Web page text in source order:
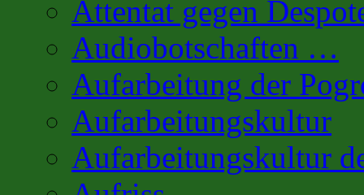
Attentat gegen
Audiobotschaften …
Aufarbeitung der
Aufarbeitungskultur
Aufarbeitungskultur